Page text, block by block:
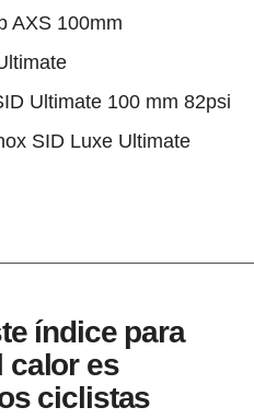
AXS 100mm
Ultimate 100 mm 82psi
SID Luxe Ultimate
índice para
calor es
ciclistas